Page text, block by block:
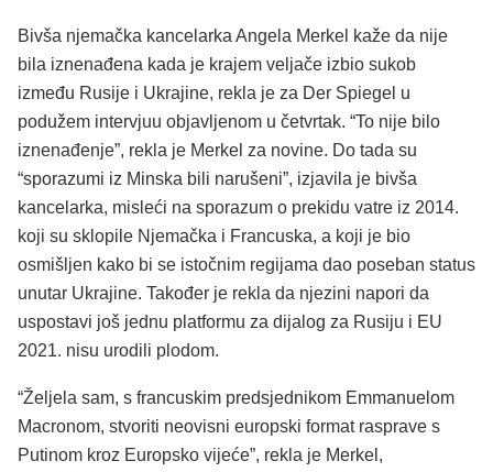
Bivša njemačka kancelarka Angela Merkel kaže da nije
bila iznenađena kada je krajem veljače izbio sukob
između Rusije i Ukrajine, rekla je za Der Spiegel u
podužem intervjuu objavljenom u četvrtak. “To nije bilo
iznenađenje”, rekla je Merkel za novine. Do tada su
“sporazumi iz Minska bili narušeni”, izjavila je bivša
kancelarka, misleći na sporazum o prekidu vatre iz 2014.
koji su sklopile Njemačka i Francuska, a koji je bio
osmišljen kako bi se istočnim regijama dao poseban status
unutar Ukrajine. Također je rekla da njezini napori da
uspostavi još jednu platformu za dijalog za Rusiju i EU
2021. nisu urodili plodom.
“Željela sam, s francuskim predsjednikom Emmanuelom
Macronom, stvoriti neovisni europski format rasprave s
Putinom kroz Europsko vijeće”, rekla je Merkel,